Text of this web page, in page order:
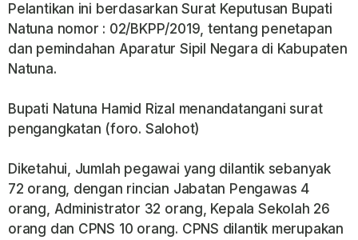
Pelantikan ini berdasarkan Surat Keputusan Bupati
Natuna nomor : 02/BKPP/2019, tentang penetapan
dan pemindahan Aparatur Sipil Negara di Kabupaten
Natuna.
Bupati Natuna Hamid Rizal menandatangani surat
pengangkatan (foro. Salohot)
Diketahui, Jumlah pegawai yang dilantik sebanyak
72 orang, dengan rincian Jabatan Pengawas 4
orang, Administrator 32 orang, Kepala Sekolah 26
orang dan CPNS 10 orang. CPNS dilantik merupakan